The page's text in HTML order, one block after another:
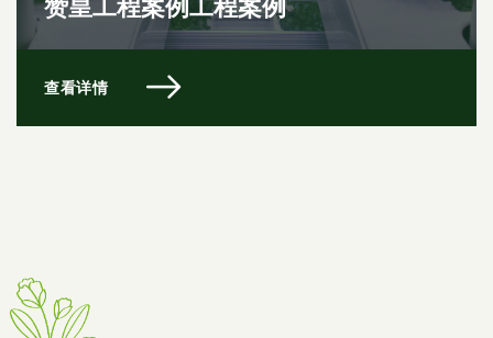
赞皇工程案例工程案例
查看详情